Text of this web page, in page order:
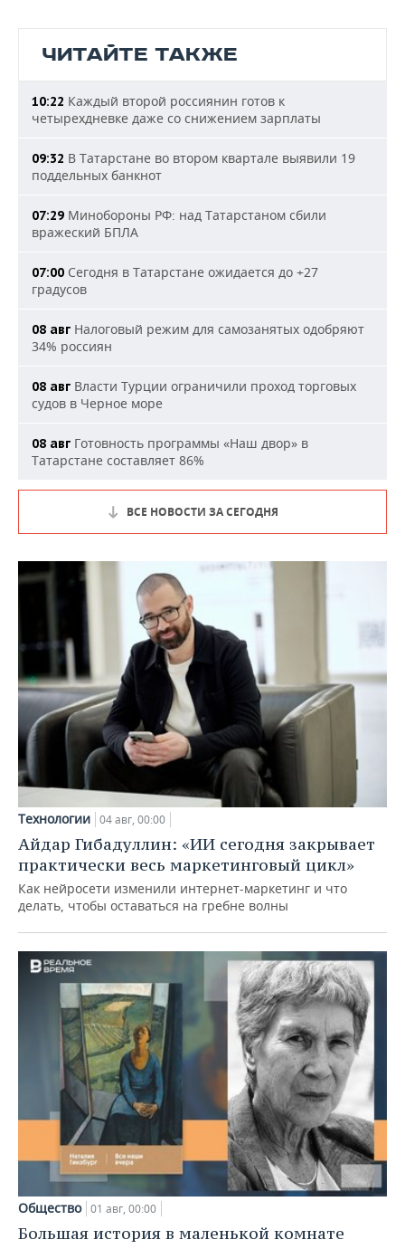
ЧИТАЙТЕ ТАКЖЕ
10:22 Каждый второй россиянин готов к
четырехдневке даже со снижением зарплаты
09:32 В Татарстане во втором квартале выявили 19
поддельных банкнот
07:29 Минобороны РФ: над Татарстаном сбили
вражеский БПЛА
07:00 Сегодня в Татарстане ожидается до +27
градусов
08 авг Налоговый режим для самозанятых одобряют
34% россиян
08 авг Власти Турции ограничили проход торговых
судов в Черное море
08 авг Готовность программы «Наш двор» в
Татарстане составляет 86%
ВСЕ НОВОСТИ ЗА СЕГОДНЯ
Технологии 04 авг, 00:00
Айдар Гибадуллин: «ИИ сегодня закрывает
практически весь маркетинговый цикл»
Как нейросети изменили интернет-маркетинг и что
делать, чтобы оставаться на гребне волны
Общество 01 авг, 00:00
Большая история в маленькой комнате